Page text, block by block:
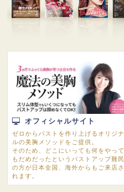
オフィシャルサイト
ゼロからバストを作り上げるオリジナ
ルの美胸メソッドをご提供。
そのため、どこにいっても何をやって
もだめだったというバストアップ難民
の方が日本全国、海外からもご来店さ
れます。